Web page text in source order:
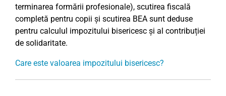
terminarea formării profesionale), scutirea fiscală
completă pentru copii și scutirea BEA sunt deduse
pentru calculul impozitului bisericesc și al contribuției
de solidaritate.
Care este valoarea impozitului bisericesc?